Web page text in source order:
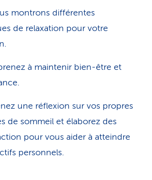
e
montrons différentes
de relaxation pour votre
à maintenir bien-être et
une réflexion sur vos propres
de sommeil et élaborez des
pour vous aider à atteindre
personnels.